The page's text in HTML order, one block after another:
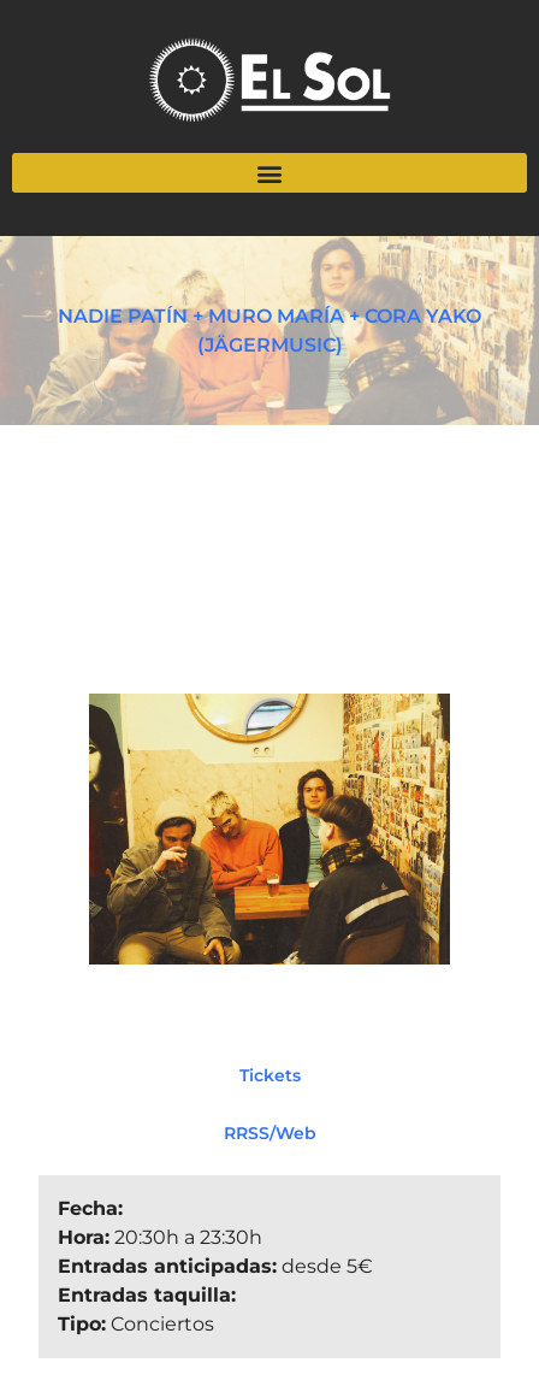
NADIE PATÍN + MURO MARÍA + CORA YAKO
(JÄGERMUSIC)
Tickets
RRSS/Web
Fecha:
Hora: 20:30h a 23:30h
Entradas anticipadas: desde 5€
Entradas taquilla:
Tipo: Conciertos